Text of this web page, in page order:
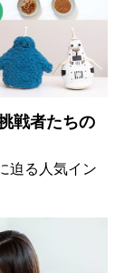
戦者たちの
迫る人気イン